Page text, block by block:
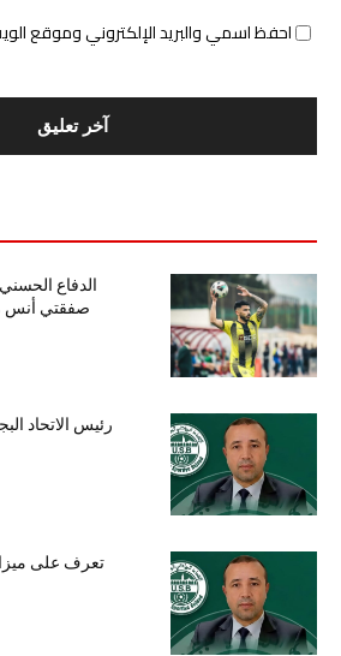
احفظ اسمي والبريد الإلكتروني وموقع
الدفاع
صفقتي أنس
رئيس الاتحاد
تعرف على